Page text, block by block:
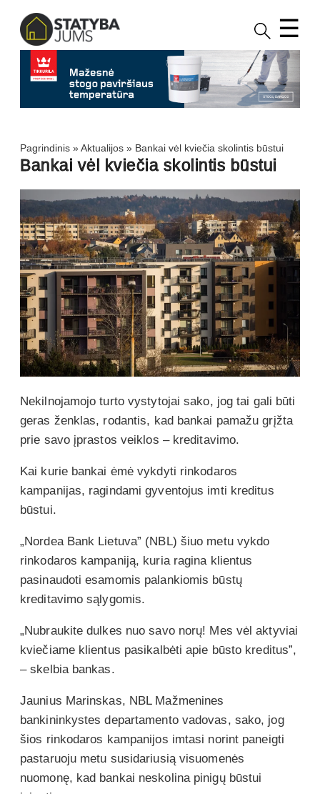
☰
Pagrindinis »Aktualijos » Bankai vėl kviečia skolintis būstui
Bankai vėl kviečia skolintis būstui
Nekilnojamojo turto vystytojai sako, jog tai gali būti
geras ženklas, rodantis, kad bankai pamažu grįžta
prie savo įprastos veiklos – kreditavimo.
Kai kurie bankai ėmė vykdyti rinkodaros
kampanijas, ragindami gyventojus imti kreditus
būstui.
„Nordea Bank Lietuva” (NBL) šiuo metu vykdo
rinkodaros kampaniją, kuria ragina klientus
pasinaudoti esamomis palankiomis būstų
kreditavimo sąlygomis.
„Nubraukite dulkes nuo savo norų! Mes vėl aktyviai
kviečiame klientus pasikalbėti apie būsto kreditus”,
– skelbia bankas.
Jaunius Marinskas, NBL Mažmenines
bankininkystes departamento vadovas, sako, jog
šios rinkodaros kampanijos imtasi norint paneigti
pastaruoju metu susidariusią visuomenės
nuomonę, kad bankai neskolina pinigų būstui